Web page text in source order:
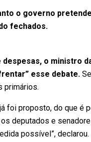
o governo
fechados.
o ministro
esse debate.
primários.
foi proposto, do que é
deputados e
possível”, declarou.